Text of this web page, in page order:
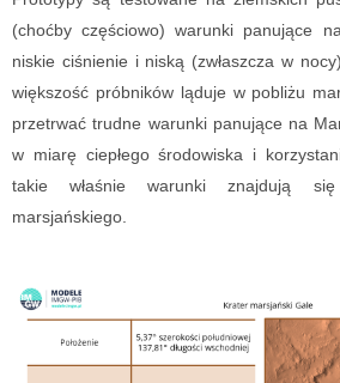
(choćby częściowo) warunki panujące
niskie ciśnienie i niską (zwłaszcza w
większość próbników ląduje w pobliżu
przetrwać trudne warunki panujące na
w miarę ciepłego środowiska i
takie właśnie warunki znajdują
marsjańskiego.